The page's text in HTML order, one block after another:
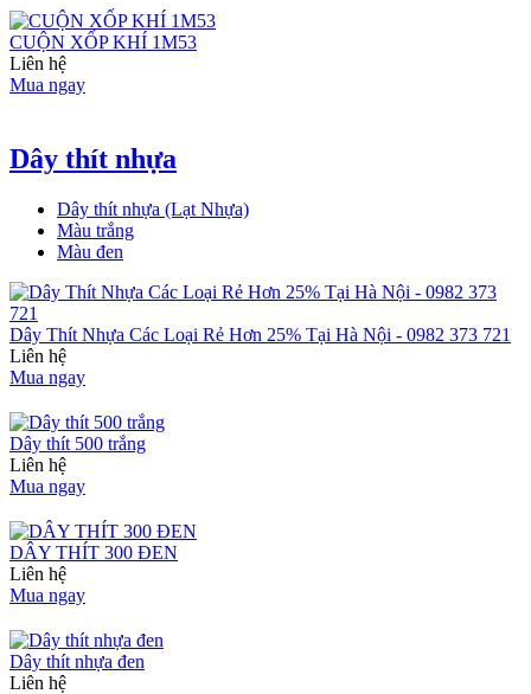
CUỘN XỐP KHÍ 1M53
Liên hệ
Mua ngay
Dây thít nhựa
Dây thít nhựa (Lạt Nhựa)
Màu trắng
Màu đen
Dây Thít Nhựa Các Loại Rẻ Hơn 25% Tại Hà Nội - 0982 373 721
Liên hệ
Mua ngay
Dây thít 500 trắng
Liên hệ
Mua ngay
DÂY THÍT 300 ĐEN
Liên hệ
Mua ngay
Dây thít nhựa đen
Liên hệ